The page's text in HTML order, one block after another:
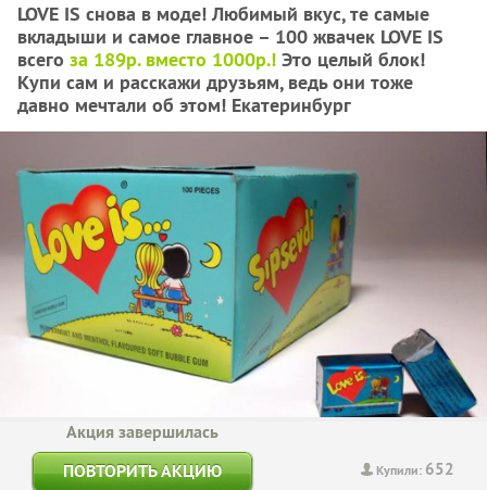
LOVE IS снова в моде! Любимый вкус, те самые
вкладыши и самое главное – 100 жвачек LOVE IS
всего за 189р. вместо 1000р.! Это целый блок!
Купи сам и расскажи друзьям, ведь они тоже
давно мечтали об этом! Екатеринбург
Купили: 652
Акция завершилась
ПОВТОРИТЬ АКЦИЮ